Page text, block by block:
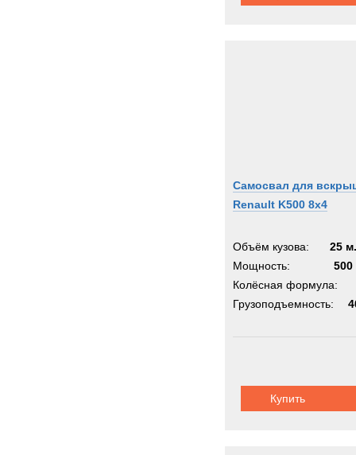
Самосвал для
Renault K500 8x4
Объём кузова:
25
Мощность:
500
Колёсная формула:
Грузоподъемность:
Купить